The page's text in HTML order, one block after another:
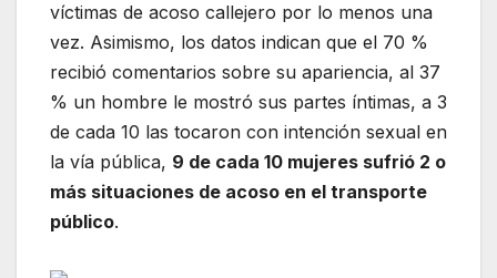
víctimas de acoso callejero por lo menos una
vez. Asimismo, los datos indican que el 70 %
recibió comentarios sobre su apariencia, al 37
% un hombre le mostró sus partes íntimas, a 3
de cada 10 las tocaron con intención sexual en
la vía pública, 9 de cada 10 mujeres sufrió 2 o
más situaciones de acoso en el transporte
público.